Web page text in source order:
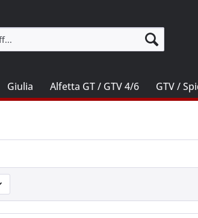
Giulia Alfetta GT / GTV 4/6 GTV /